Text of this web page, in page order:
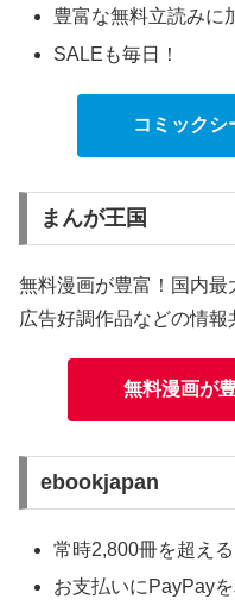
豊富な無料立読みに
SALEも毎日！
コミックシ
まんが王国
無料漫画が豊富！国内最
広告好調作品などの情報
無料漫画が
ebookjapan
常時2,800冊を超え
お支払いにPayPay